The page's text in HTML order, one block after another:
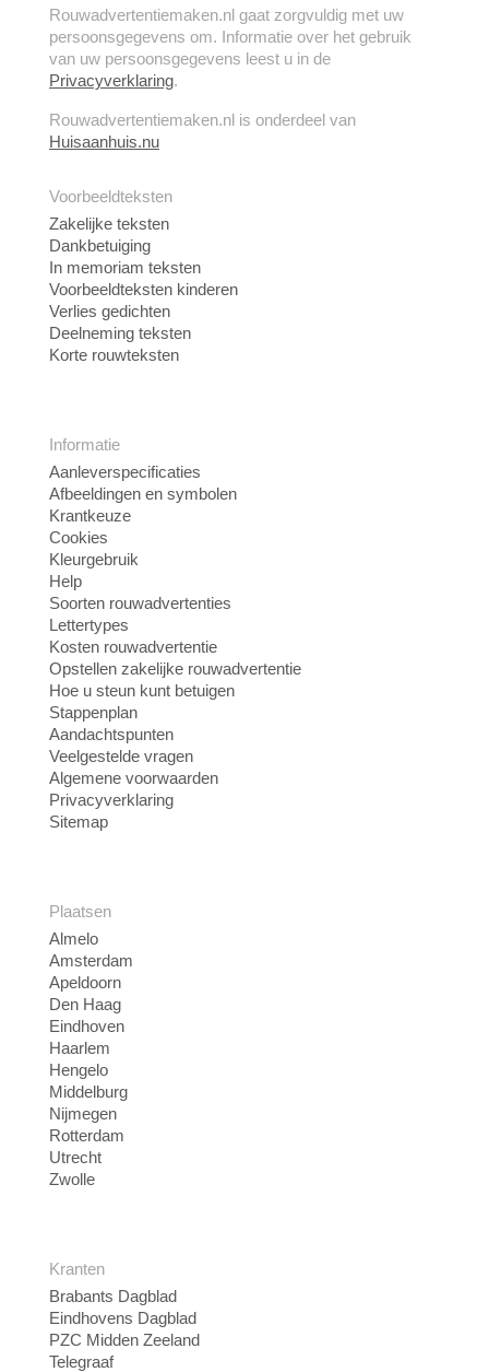
Rouwadvertentiemaken.nl gaat zorgvuldig met uw
persoonsgegevens om. Informatie over het gebruik
van uw persoonsgegevens leest u in de
Privacyverklaring.
Rouwadvertentiemaken.nl is onderdeel van
Huisaanhuis.nu
Voorbeeldteksten
Zakelijke teksten
Dankbetuiging
In memoriam teksten
Voorbeeldteksten kinderen
Verlies gedichten
Deelneming teksten
Korte rouwteksten
Informatie
Aanleverspecificaties
Afbeeldingen en symbolen
Krantkeuze
Cookies
Kleurgebruik
Help
Soorten rouwadvertenties
Lettertypes
Kosten rouwadvertentie
Opstellen zakelijke rouwadvertentie
Hoe u steun kunt betuigen
Stappenplan
Aandachtspunten
Veelgestelde vragen
Algemene voorwaarden
Privacyverklaring
Sitemap
Plaatsen
Almelo
Amsterdam
Apeldoorn
Den Haag
Eindhoven
Haarlem
Hengelo
Middelburg
Nijmegen
Rotterdam
Utrecht
Zwolle
Kranten
Brabants Dagblad
Eindhovens Dagblad
PZC Midden Zeeland
Telegraaf